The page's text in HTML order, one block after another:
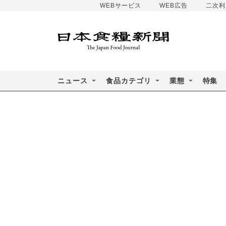
WEBサービス WEB広告 二次
ニュース 食品カテゴリ 業態 特集